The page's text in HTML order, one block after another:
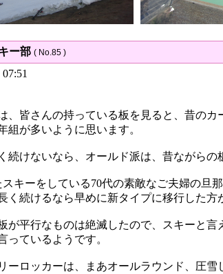
ー部 ( No.85 )
、皆さんの持っている板を見ると、昔の
組が多いように思います。
続けないなら、オールド派は、昔ながら
スキーをしている70代の素敵なご夫婦の旦
く続けるなら早めに新タイプに移行した方
が平行なものは絶滅したので、スキーと
っているようです。
ーロッカーは、まあオールラウンド、圧